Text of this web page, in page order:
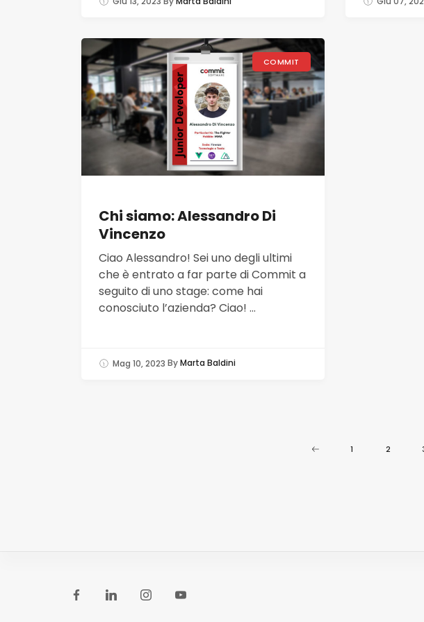
COMMIT
Chi siamo: Alessandro Di
Vincenzo
Ciao Alessandro! Sei uno degli ultimi
che è entrato a far parte di Commit a
seguito di uno stage: come hai
conosciuto l’azienda? Ciao! ...
Mag 10, 2023 ByMarta Baldini
1 2